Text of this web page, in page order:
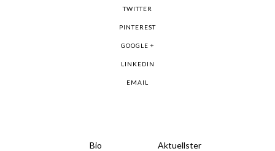
TWITTER
PINTEREST
GOOGLE +
LINKEDIN
EMAIL
Bio
Aktuellster